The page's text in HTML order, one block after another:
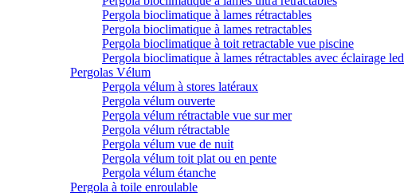
Pergola bioclimatique à lames rétractables
Pergola bioclimatique à lames retractables
Pergola bioclimatique à toit retractable vue piscine
Pergola bioclimatique à lames rétractables avec éclairage led
Pergolas Vélum
Pergola vélum à stores latéraux
Pergola vélum ouverte
Pergola vélum rétractable vue sur mer
Pergola vélum rétractable
Pergola vélum vue de nuit
Pergola vélum toit plat ou en pente
Pergola vélum étanche
Pergola à toile enroulable